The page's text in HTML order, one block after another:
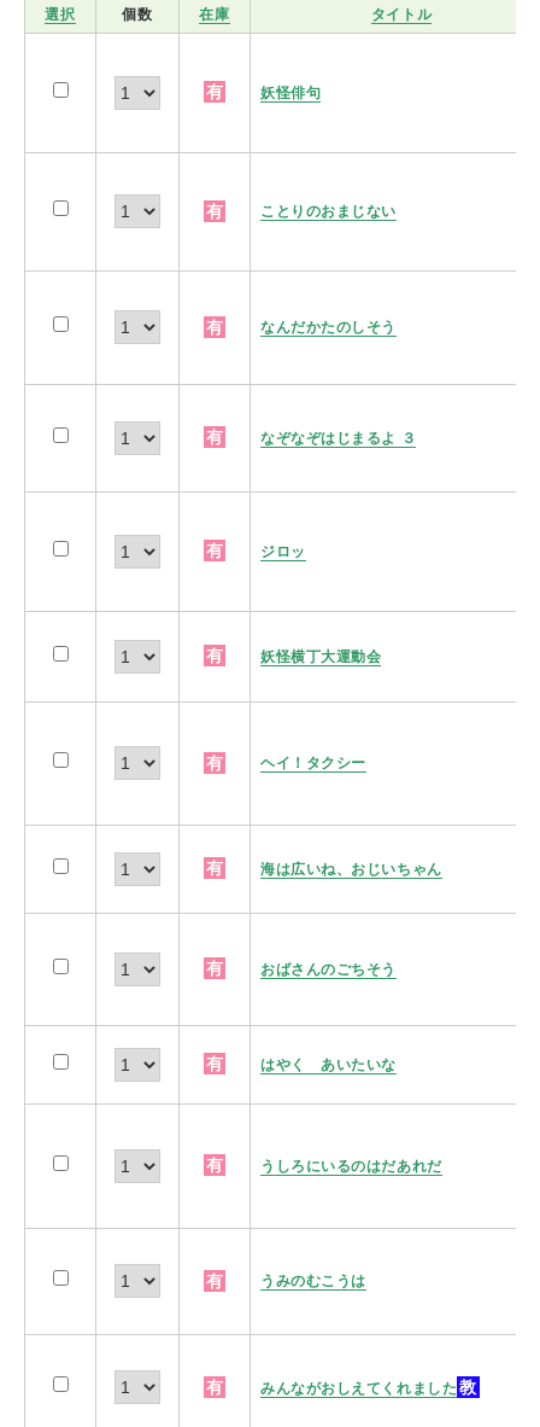
選択 個数 在庫 タイトル
有 妖怪俳句
有 ことりのおまじない
有 なんだかたのしそう
有 なぞなぞはじまるよ ３
有 ジロッ
有 妖怪横丁大運動会
有 ヘイ！タクシー
有 海は広いね、おじいちゃん
有 おばさんのごちそう
有 はやく あいたいな
有 うしろにいるのはだあれだ
有 うみのむこうは
有 みんながおしえてくれました 教